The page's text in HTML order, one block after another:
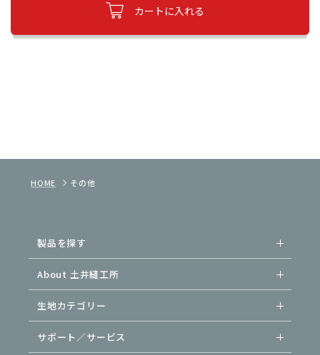
カートに入れる
HOME その他
製品を探す
About 土井縫工所
生地カテゴリー
サポート／サービス